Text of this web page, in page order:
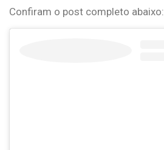
Confiram o post completo abaixo: